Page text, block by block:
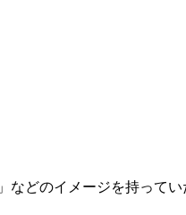
どのイメージを持ってい